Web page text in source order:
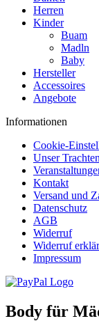
Herren
Kinder
Buam
Madln
Baby
Hersteller
Accessoires
Angebote
Informationen
Cookie-
Unser
Kontakt
Versand und
Datenschutz
AGB
Widerruf
Widerruf
Impressum
Body für